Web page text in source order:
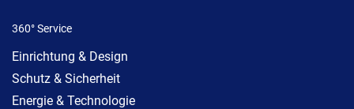
360° Service
Einrichtung & Design
Schutz & Sicherheit
Energie & Technologie